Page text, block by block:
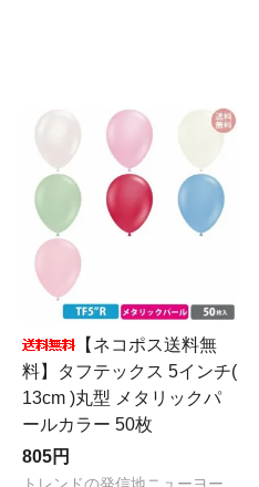
【ネコポス送料無
料】タフテックス 5インチ(
13cm )丸型 メタリックパ
ールカラー 50枚
805円